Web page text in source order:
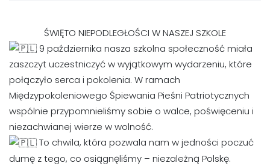
ŚWIĘTO NIEPODLEGŁOŚCI W NASZEJ SZKOLE
9 października nasza szkolna społeczność miała
zaszczyt uczestniczyć w wyjątkowym wydarzeniu, które
połączyło serca i pokolenia. W ramach
Międzypokoleniowego Śpiewania Pieśni Patriotycznych
wspólnie przypomnieliśmy sobie o walce, poświęceniu i
niezachwianej wierze w wolność.
To chwila, która pozwala nam w jedności poczuć
dumę z tego, co osiągnęliśmy – niezależną Polskę.